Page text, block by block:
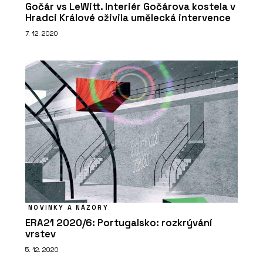
Gočár vs LeWitt. Interiér Gočárova kostela v
Hradci Králové oživila umělecká intervence
7. 12. 2020
NOVINKY A NÁZORY
ERA21 2020/6: Portugalsko: rozkrývání
vrstev
5. 12. 2020